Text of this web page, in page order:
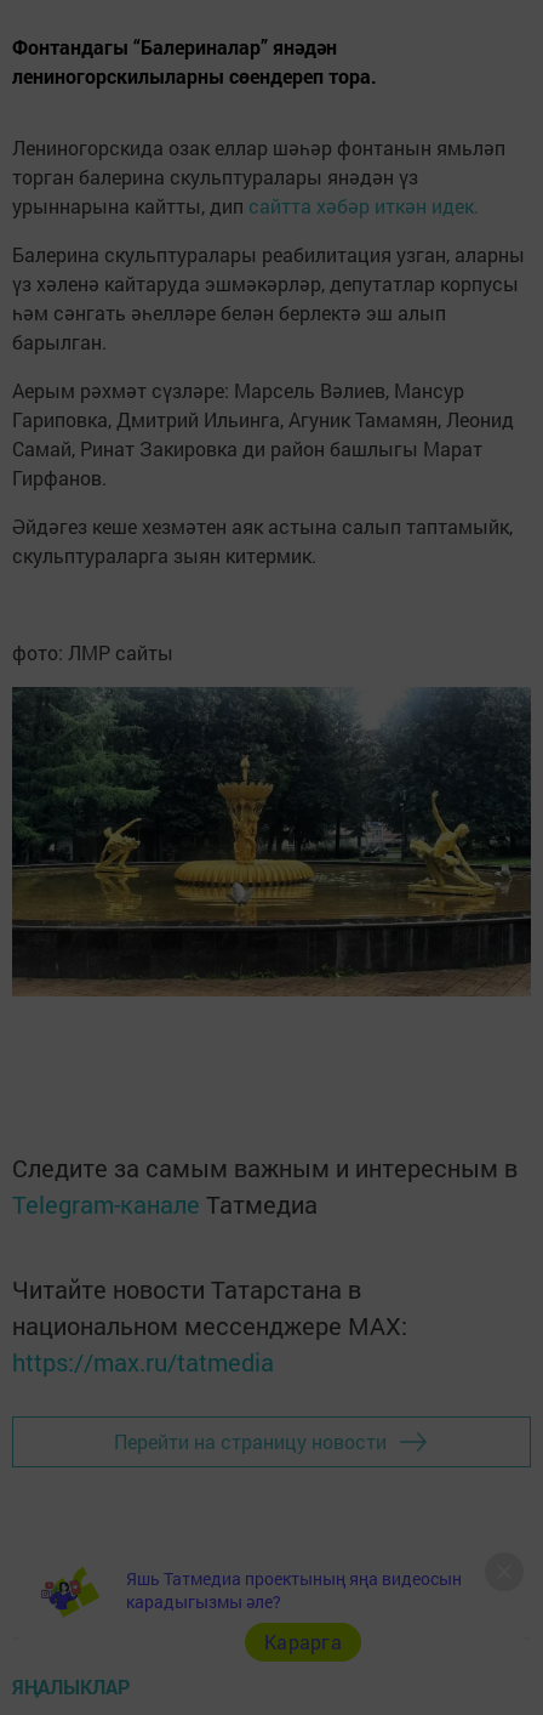
Фонтандагы “Балериналар” янәдән
лениногорскилыларны сөендереп тора.
Лениногорскида озак еллар шәһәр фонтанын ямьләп
торган балерина скульптуралары янәдән үз
урыннарына кайтты, дип сайтта хәбәр иткән идек.
Балерина скульптуралары реабилитация узган, аларны
үз хәленә кайтаруда эшмәкәрләр, депутатлар корпусы
һәм сәнгать әһелләре белән берлектә эш алып
барылган.
Аерым рәхмәт сүзләре: Марсель Вәлиев, Мансур
Гариповка, Дмитрий Ильинга, Агуник Тамамян, Леонид
Самай, Ринат Закировка ди район башлыгы Марат
Гирфанов.
Әйдәгез кеше хезмәтен аяк астына салып таптамыйк,
скульптураларга зыян китермик.
фото: ЛМР сайты
Следите за самым важным и интересным в
Telegram-канале Татмедиа
Читайте новости Татарстана в
национальном мессенджере MАХ:
https://max.ru/tatmedia
Перейти на страницу новости
ЯҢАЛЫКЛАР
Яшь Татмедиа проектының яңа видеосын
карадыгызмы әле?
Карарга